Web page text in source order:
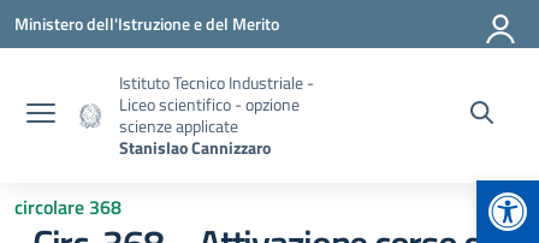
Vai ai contenuti
Vai al menu di navigazione
Vai al footer
Ministero dell'Istruzione e del Merito
Istituto Tecnico Industriale -
Liceo scientifico - opzione
scienze applicate
Stanislao Cannizzaro
circolare 368